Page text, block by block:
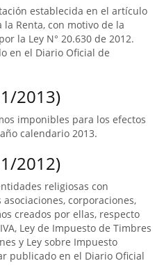
establecida en el artículo
Renta, con motivo de la
la Ley N° 20.630 de 2012.
en el Diario Oficial de
2013)
imponibles para los efectos
calendario 2013.
2012)
religiosas con
corporaciones,
creados por ellas, respecto
Ley de Impuesto de Timbres
y Ley sobre Impuesto
publicado en el Diario Oficial